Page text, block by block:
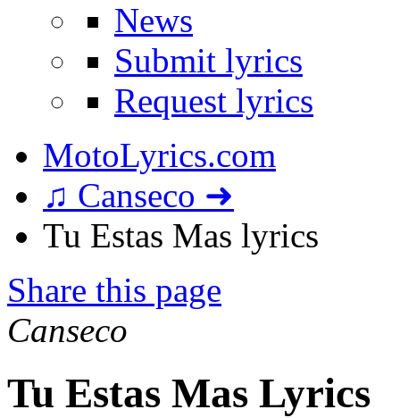
News
Submit lyrics
Request lyrics
MotoLyrics.com
♫ Canseco ➜
Tu Estas Mas lyrics
Share this page
Canseco
Tu Estas Mas Lyrics